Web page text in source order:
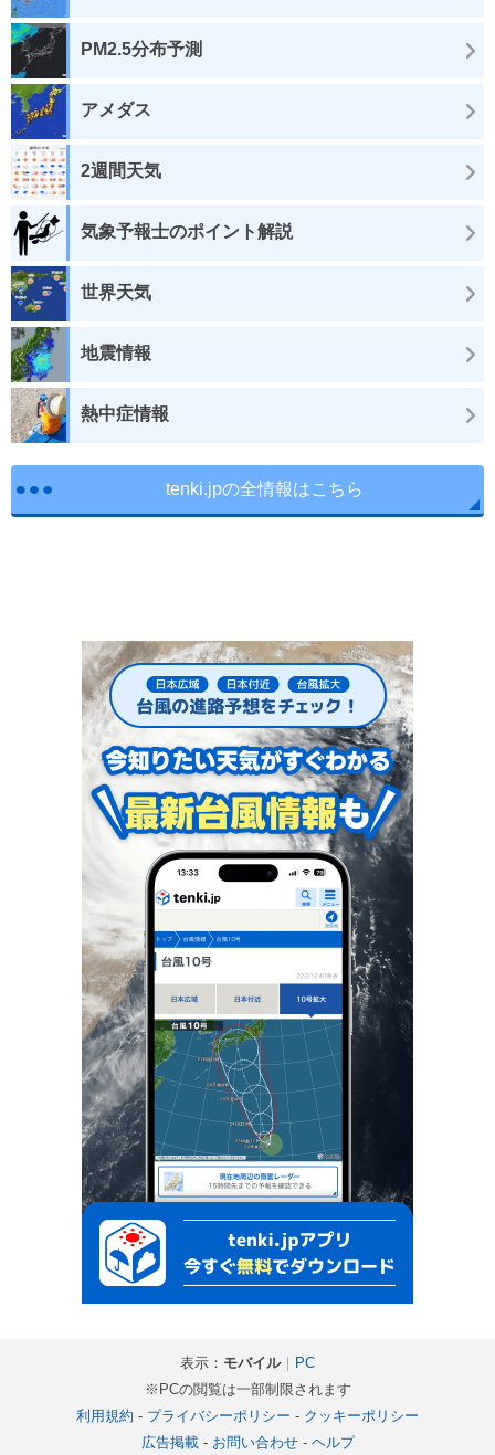
PM2.5分布予測
アメダス
2週間天気
気象予報士のポイント解説
世界天気
地震情報
熱中症情報
tenki.jpの全情報はこちら
表示： モバイル｜ PC
※PCの閲覧は一部制限されます
利用規約 - プライバシーポリシー - クッキーポリシー
広告掲載- お問い合わせ- ヘルプ